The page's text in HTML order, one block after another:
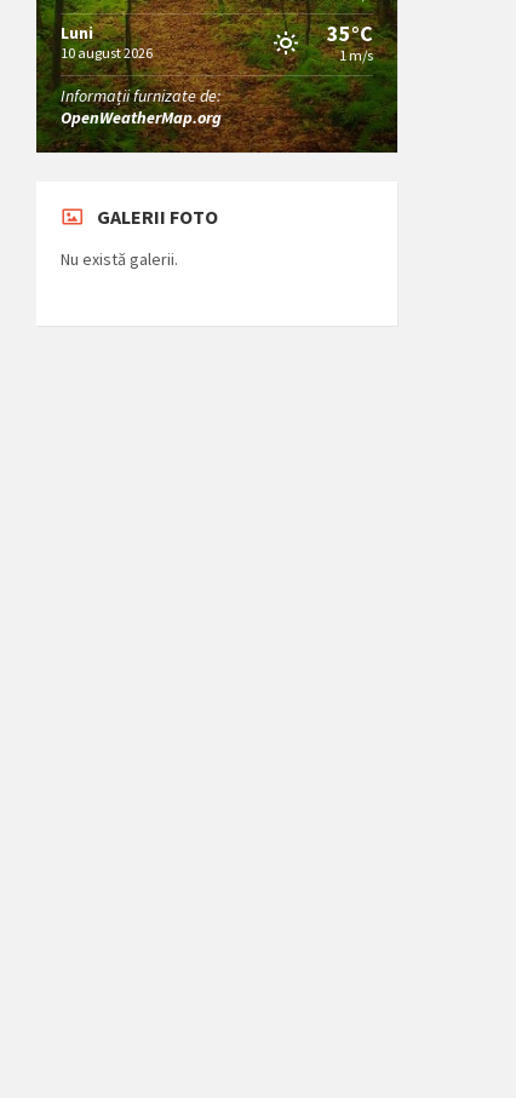
Luni
10 august 2026
35°C
1 m/s
Informații furnizate de:
OpenWeatherMap.org
GALERII FOTO
Nu există galerii.